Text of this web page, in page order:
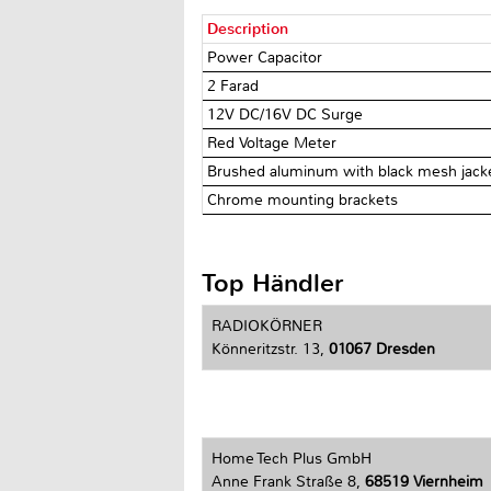
Description
Power Capacitor
2 Farad
12V DC/16V DC Surge
Red Voltage Meter
Brushed aluminum with black mesh
Chrome mounting brackets
Top Händler
RADIOKÖRNER
Könneritzstr. 13, 01067 Dresden
Home Tech Plus GmbH
Anne Frank Straße 8, 68519 Viernheim